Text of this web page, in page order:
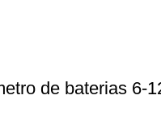
de baterias 6-